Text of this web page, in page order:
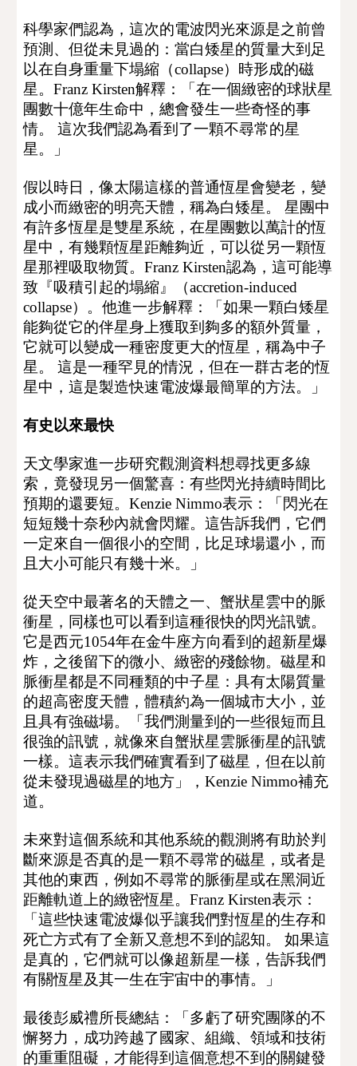
科學家們認為，這次的電波閃光來源是之前曾
預測、但從未見過的：當白矮星的質量大到足
以在自身重量下塌縮（collapse）時形成的磁
星。Franz Kirsten解釋：「在一個緻密的球狀星
團數十億年生命中，總會發生一些奇怪的事
情。 這次我們認為看到了一顆不尋常的星
星。」
假以時日，像太陽這樣的普通恆星會變老，變
成小而緻密的明亮天體，稱為白矮星。 星團中
有許多恆星是雙星系統，在星團數以萬計的恆
星中，有幾顆恆星距離夠近，可以從另一顆恆
星那裡吸取物質。Franz Kirsten認為，這可能導
致『吸積引起的塌縮』（accretion-induced
collapse）。他進一步解釋：「如果一顆白矮星
能夠從它的伴星身上獲取到夠多的額外質量，
它就可以變成一種密度更大的恆星，稱為中子
星。 這是一種罕見的情況，但在一群古老的恆
星中，這是製造快速電波爆最簡單的方法。」
有史以來最快
天文學家進一步研究觀測資料想尋找更多線
索，竟發現另一個驚喜：有些閃光持續時間比
預期的還要短。Kenzie Nimmo表示 ：「閃光在
短短幾十奈秒內就會閃耀。這告訴我們，它們
一定來自一個很小的空間，比足球場還小，而
且大小可能只有幾十米。」
從天空中最著名的天體之一、蟹狀星雲中的脈
衝星，同樣也可以看到這種很快的閃光訊號。
它是西元1054年在金牛座方向看到的超新星爆
炸，之後留下的微小、緻密的殘餘物。磁星和
脈衝星都是不同種類的中子星：具有太陽質量
的超高密度天體，體積約為一個城市大小，並
且具有強磁場。「我們測量到的一些很短而且
很強的訊號，就像來自蟹狀星雲脈衝星的訊號
一樣。這表示我們確實看到了磁星，但在以前
從未發現過磁星的地方」，Kenzie Nimmo補充
道。
未來對這個系統和其他系統的觀測將有助於判
斷來源是否真的是一顆不尋常的磁星，或者是
其他的東西，例如不尋常的脈衝星或在黑洞近
距離軌道上的緻密恆星。Franz Kirsten表示：
「這些快速電波爆似乎讓我們對恆星的生存和
死亡方式有了全新又意想不到的認知。 如果這
是真的，它們就可以像超新星一樣，告訴我們
有關恆星及其一生在宇宙中的事情。」
最後彭威禮所長總結：「多虧了研究團隊的不
懈努力， 成功跨越了國家、組織、領域和技術
的重重阻礙 ， 才能得到這個意想不到的關鍵發